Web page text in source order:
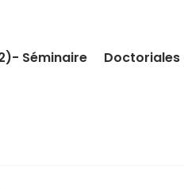
Séminaire
Doctoriales